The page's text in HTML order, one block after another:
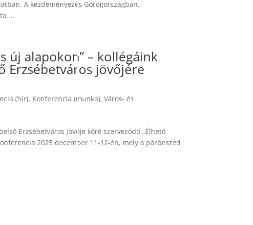
A kezdeményezés Görögországban,
új alapokon” – kollégáink
Erzsébetváros jövőjére
(hír), Konferencia (munka),Város- és
Erzsébetváros jövője köré szerveződő „Élhető
2025 december 11-12-én, mely a párbeszéd